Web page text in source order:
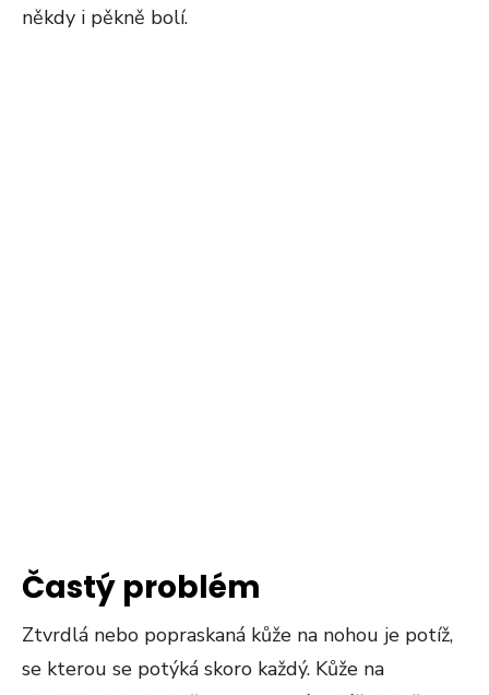
někdy i pěkně bolí.
Častý problém
Ztvrdlá nebo popraskaná kůže na nohou je potíž,
se kterou se potýká skoro každý. Kůže na